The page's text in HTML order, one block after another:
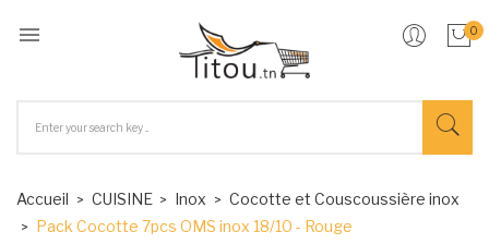
 0
Accueil CUISINE Inox
Cocotte et Couscoussière inox
Pack Cocotte 7pcs OMS inox 18/10 - Rouge